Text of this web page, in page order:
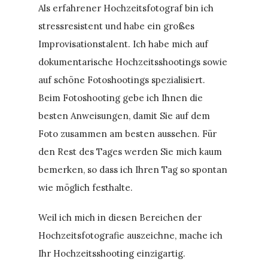
Als erfahrener Hochzeitsfotograf bin ich
stressresistent und habe ein großes
Improvisationstalent. Ich habe mich auf
dokumentarische Hochzeitsshootings sowie
auf schöne Fotoshootings spezialisiert.
Beim Fotoshooting gebe ich Ihnen die
besten Anweisungen, damit Sie auf dem
Foto zusammen am besten aussehen. Für
den Rest des Tages werden Sie mich kaum
bemerken, so dass ich Ihren Tag so spontan
wie möglich festhalte.
Weil ich mich in diesen Bereichen der
Hochzeitsfotografie auszeichne, mache ich
Ihr Hochzeitsshooting einzigartig.